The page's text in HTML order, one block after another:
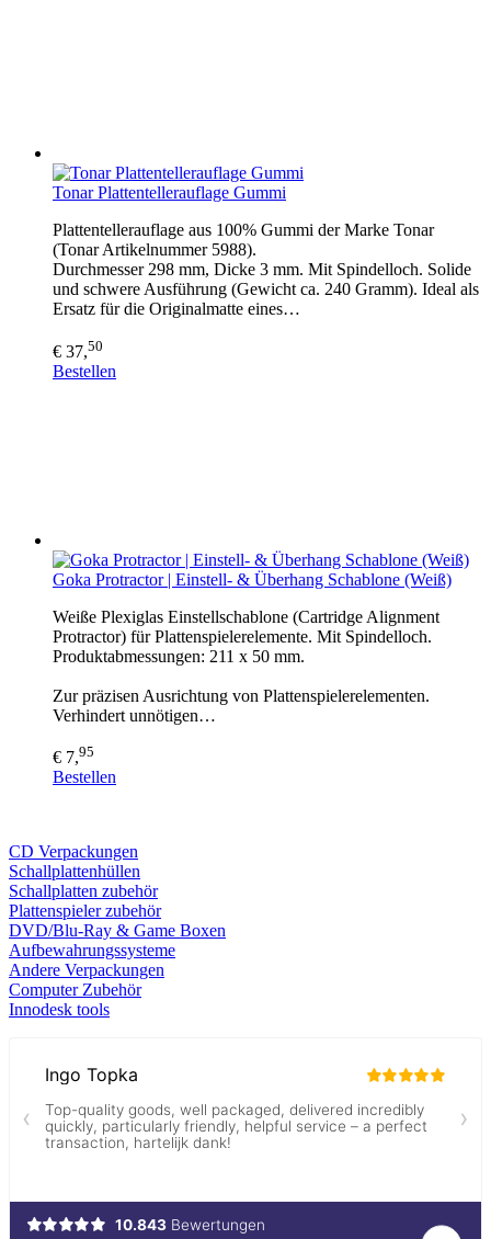
Tonar Plattentellerauflage Gummi
Plattentellerauflage aus 100% Gummi der Marke Tonar
(Tonar Artikelnummer 5988).
Durchmesser 298 mm, Dicke 3 mm. Mit Spindelloch. Solide
und schwere Ausführung (Gewicht ca. 240 Gramm). Ideal als
Ersatz für die Originalmatte eines…
€ 37,50
Bestellen
Goka Protractor | Einstell- & Überhang Schablone (Weiß)
Weiße Plexiglas Einstellschablone (Cartridge Alignment
Protractor) für Plattenspielerelemente. Mit Spindelloch.
Produktabmessungen: 211 x 50 mm.
Zur präzisen Ausrichtung von Plattenspielerelementen.
Verhindert unnötigen…
€ 7,95
Bestellen
CD Verpackungen
Schallplattenhüllen
Schallplatten zubehör
Plattenspieler zubehör
DVD/Blu-Ray & Game Boxen
Aufbewahrungssysteme
Andere Verpackungen
Computer Zubehör
Innodesk tools